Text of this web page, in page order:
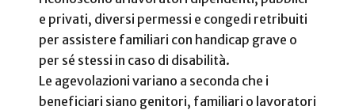
e privati, diversi permessi e congedi retribuiti
per assistere familiari con handicap grave o
per sé stessi in caso di disabilità.
Le agevolazioni variano a seconda che i
beneficiari siano genitori, familiari o lavoratori